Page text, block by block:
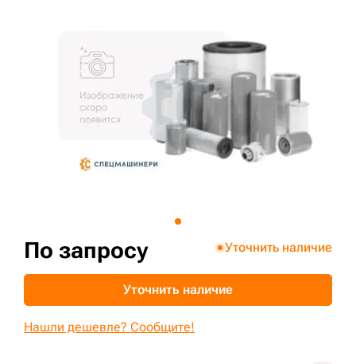
По запросу Уточнить наличие
Уточнить наличие
Нашли дешевле? Сообщите!
3D тур по производству